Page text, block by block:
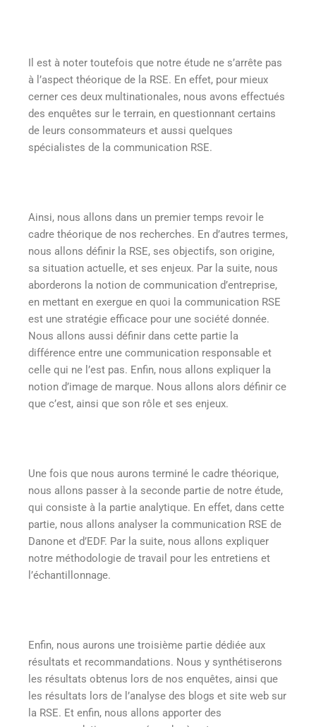
Il est à noter toutefois que notre étude ne s’arrête pas
à l’aspect théorique de la RSE. En effet, pour mieux
cerner ces deux multinationales, nous avons effectués
des enquêtes sur le terrain, en questionnant certains
de leurs consommateurs et aussi quelques
spécialistes de la communication RSE.
Ainsi, nous allons dans un premier temps revoir le
cadre théorique de nos recherches. En d’autres termes,
nous allons définir la RSE, ses objectifs, son origine,
sa situation actuelle, et ses enjeux. Par la suite, nous
aborderons la notion de communication d’entreprise,
en mettant en exergue en quoi la communication RSE
est une stratégie efficace pour une société donnée.
Nous allons aussi définir dans cette partie la
différence entre une communication responsable et
celle qui ne l’est pas. Enfin, nous allons expliquer la
notion d’image de marque. Nous allons alors définir ce
que c’est, ainsi que son rôle et ses enjeux.
Une fois que nous aurons terminé le cadre théorique,
nous allons passer à la seconde partie de notre étude,
qui consiste à la partie analytique. En effet, dans cette
partie, nous allons analyser la communication RSE de
Danone et d’EDF. Par la suite, nous allons expliquer
notre méthodologie de travail pour les entretiens et
l’échantillonnage.
Enfin, nous aurons une troisième partie dédiée aux
résultats et recommandations. Nous y synthétiserons
les résultats obtenus lors de nos enquêtes, ainsi que
les résultats lors de l’analyse des blogs et site web sur
la RSE. Et enfin, nous allons apporter des